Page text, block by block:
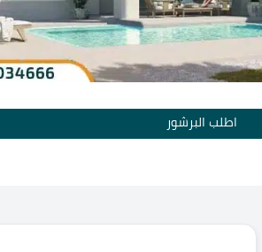
اطلب البرشور